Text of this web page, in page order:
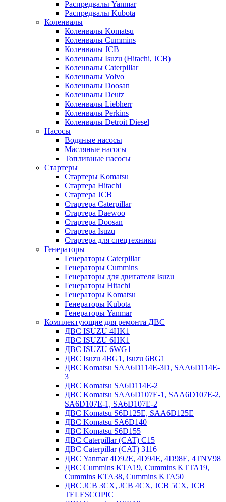
Распредвалы Yanmar
Распредвалы Kubota
Коленвалы
Коленвалы Komatsu
Коленвалы Cummins
Коленвалы JCB
Коленвалы Isuzu (Hitachi, JCB)
Коленвалы Caterpillar
Коленвалы Volvo
Коленвалы Doosan
Коленвалы Deutz
Коленвалы Liebherr
Коленвалы Perkins
Коленвалы Detroit Diesel
Насосы
Водяные насосы
Масляные насосы
Топливные насосы
Стартеры
Стартеры Komatsu
Стартера Hitachi
Стартера JCB
Стартера Caterpillar
Стартера Daewoo
Стартера Doosan
Стартера Isuzu
Стартера для спецтехники
Генераторы
Генераторы Caterpillar
Генераторы Cummins
Генераторы для двигателя Isuzu
Генераторы Hitachi
Генераторы Komatsu
Генераторы Kubota
Генераторы Yanmar
Комплектующие для ремонта ДВС
ДВС ISUZU 4HK1
ДВС ISUZU 6HK1
ДВС ISUZU 6WG1
ДВС Isuzu 4BG1, Isuzu 6BG1
ДВС Komatsu SAA6D114E-3D, SAA6D114E-
3
ДВС Komatsu SA6D114E-2
ДВС Komatsu SAA6D107E-1, SAA6D107E-2,
SA6D107E-1, SA6D107E-2
ДВС Komatsu S6D125E, SAA6D125E
ДВС Komatsu SA6D140
ДВС Komatsu S6D155
ДВС Caterpillar (CAT) C15
ДВС Caterpillar (CAT) 3116
ДВС Yanmar 4D92E, 4D94E, 4D98E, 4TNV98
ДВС Cummins KTA19, Cummins KTTA19,
Cummins KTA38, Cummins KTA50
ДВС JCB 3CX, JCB 4CX, JCB 5CX, JCB
TELESCOPIC